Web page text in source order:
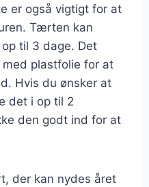
er også vigtigt for at
Tærten kan
til 3 dage. Det
plastfolie for at
Hvis du ønsker at
det i op til 2
den godt ind for at
der kan nydes året